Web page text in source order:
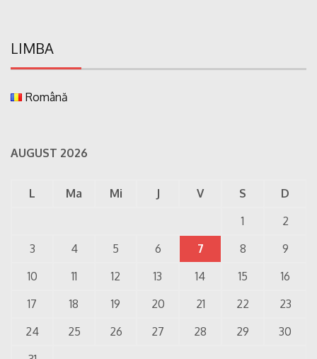
LIMBA
Română
AUGUST 2026
L Ma Mi J V S
D
1
2
3
4 5 6 7 8
9
10
11 12 13 14 15
16
17
18 19 20 21 22
23
24
25 26 27 28 29
30